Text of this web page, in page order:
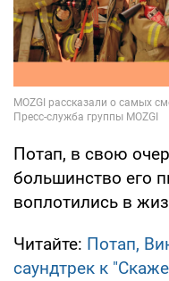
Потап, в свою
большинство его
воплотились в
Читайте: Потап,
саундтрек к